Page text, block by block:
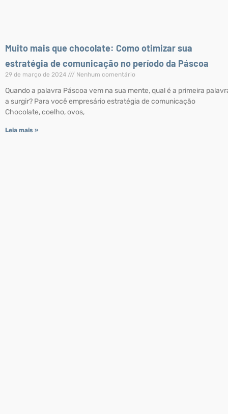
Muito mais que chocolate: Como otimizar sua
estratégia de comunicação no período da Páscoa
29 de março de 2024 Nenhum comentário
Quando a palavra Páscoa vem na sua mente, qual é a primeira
a surgir? Para você empresário estratégia de comunicação
Chocolate, coelho, ovos,
Leia mais »